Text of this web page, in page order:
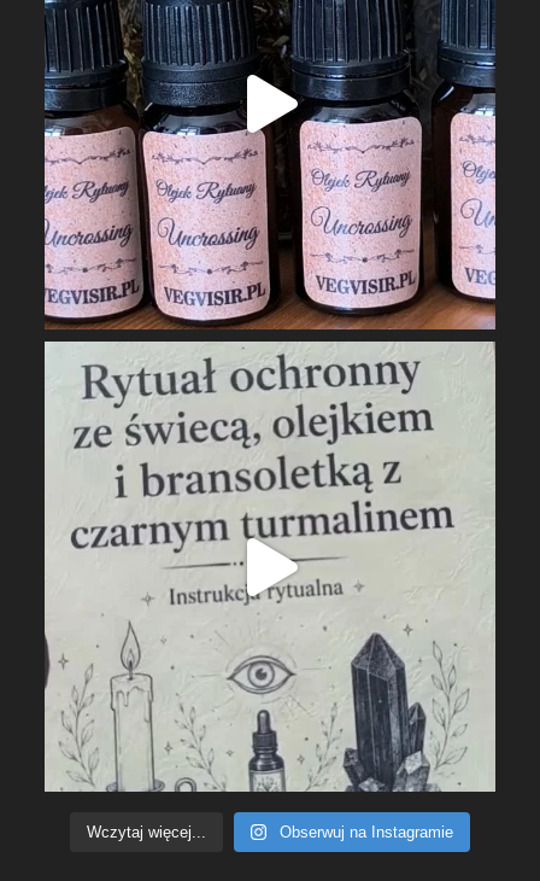
Wczytaj więcej... Obserwuj na Instagramie